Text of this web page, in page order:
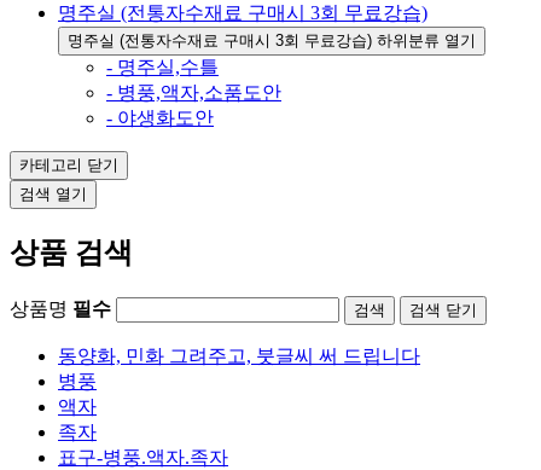
명주실 (전통자수재료 구매시 3회 무료강습)
명주실 (전통자수재료 구매시 3회 무료강습) 하위분류 열기
- 명주실,수틀
- 병풍,액자,소품도안
- 야생화도안
카테고리 닫기
검색 열기
상품 검색
상품명 필수 검색 닫기
동양화, 민화 그려주고, 붓글씨 써 드립니다
병풍
액자
족자
표구-병풍.액자.족자